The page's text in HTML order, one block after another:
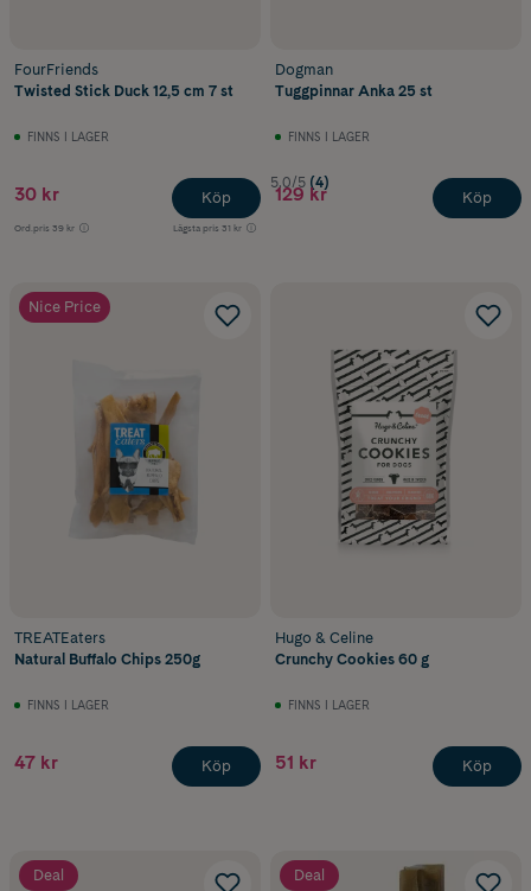
FourFriends
Twisted Stick Duck 12,5 cm 7 st
FINNS I LAGER
30 kr
Ord.pris 39 kr Lägsta pris 31 kr
Köp
Dogman
Tuggpinnar Anka 25 st
FINNS I LAGER
5.0/5 (4)
129 kr Köp
Nice Price
TREATEaters
Natural Buffalo Chips 250g
FINNS I LAGER
47 kr Köp
Hugo & Celine
Crunchy Cookies 60 g
FINNS I LAGER
51 kr Köp
Deal Deal